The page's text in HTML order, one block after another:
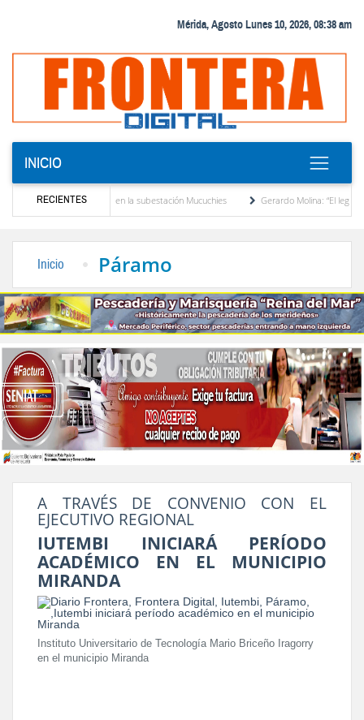
Mérida, Agosto Lunes 10, 2026, 08:38 am
INICIO
RECIENTES
de potencia en la subestación Mucuchies
Gerardo Molina: “El legado de
Inicio Páramo
A TRAVÉS DE CONVENIO CON EL
EJECUTIVO REGIONAL
IUTEMBI INICIARÁ PERÍODO
ACADÉMICO EN EL MUNICIPIO
MIRANDA
Instituto Universitario de Tecnología Mario Briceño Iragorry
en el municipio Miranda